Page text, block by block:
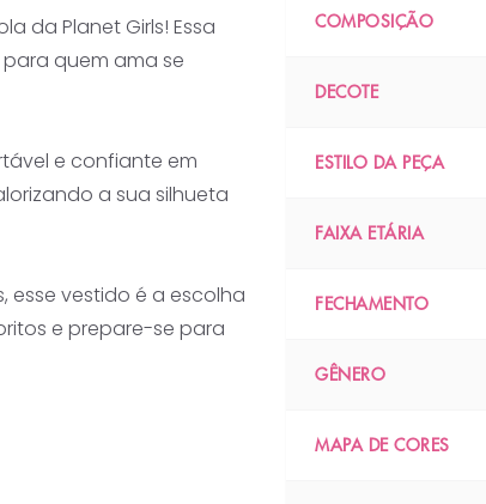
da Planet Girls! Essa
quem ama se
e confiante em
a sua silhueta
esse vestido é a escolha
e prepare-se para
COMPOSIÇÃO
DECOTE
ESTILO DA PEÇA
FAIXA ETÁRIA
FECHAMENTO
GÊNERO
MAPA DE CORES